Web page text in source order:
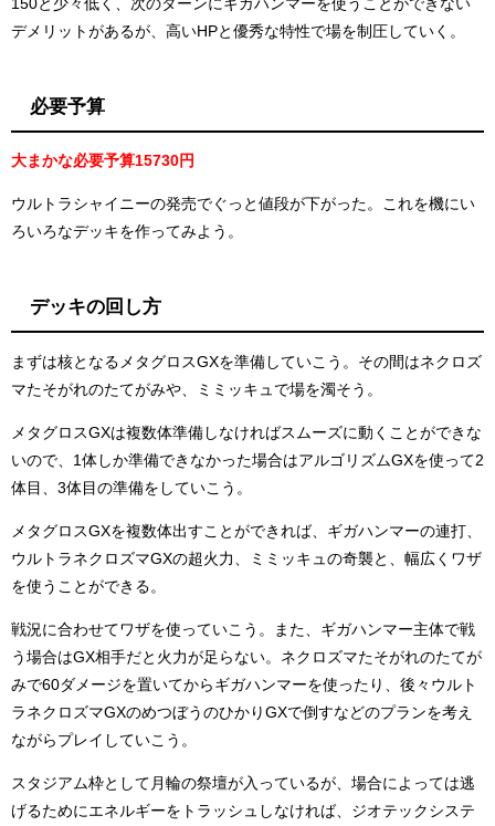
デメリットがあるが、高いHPと優秀な特性で場を制圧していく。
必要予算
大まかな必要予算15730円
ウルトラシャイニーの発売でぐっと値段が下がった。これを機にい
ろいろなデッキを作ってみよう。
デッキの回し方
まずは核となるメタグロスGXを準備していこう。その間はネクロズ
マたそがれのたてがみや、ミミッキュで場を濁そう。
メタグロスGXは複数体準備しなければスムーズに動くことができな
いので、1体しか準備できなかった場合はアルゴリズムGXを使って2
体目、3体目の準備をしていこう。
メタグロスGXを複数体出すことができれば、ギガハンマーの連打、
ウルトラネクロズマGXの超火力、ミミッキュの奇襲と、幅広くワザ
を使うことができる。
戦況に合わせてワザを使っていこう。また、ギガハンマー主体で戦
う場合はGX相手だと火力が足らない。ネクロズマたそがれのたてが
みで60ダメージを置いてからギガハンマーを使ったり、後々ウルト
ラネクロズマGXのめつぼうのひかりGXで倒すなどのプランを考え
ながらプレイしていこう。
スタジアム枠として月輪の祭壇が入っているが、場合によっては逃
げるためにエネルギーをトラッシュしなければ、ジオテックシステ